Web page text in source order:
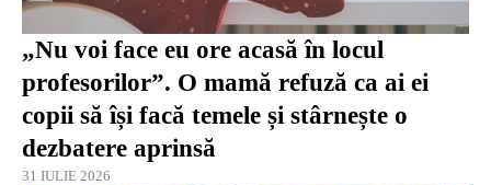
„Nu voi face eu ore acasă în locul
profesorilor”. O mamă refuză ca ai ei
copii să își facă temele și stârnește o
dezbatere aprinsă
31 IULIE 2026